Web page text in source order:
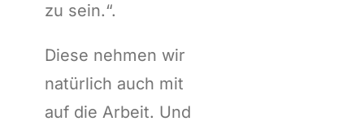
zu sein.“.
Diese nehmen wir
natürlich auch mit
auf die Arbeit. Und